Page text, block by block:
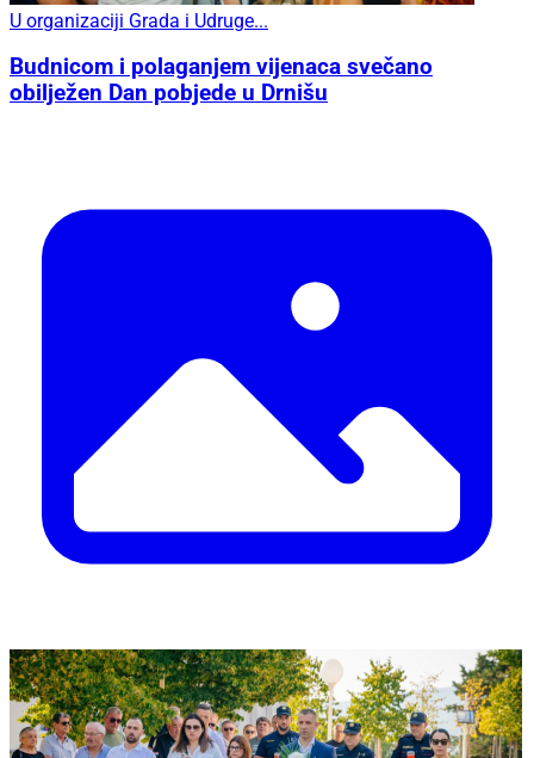
U organizaciji Grada i Udruge...
Budnicom i polaganjem vijenaca svečano
obilježen Dan pobjede u Drnišu